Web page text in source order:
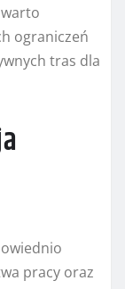
ograniczeń
tras dla
pracy oraz